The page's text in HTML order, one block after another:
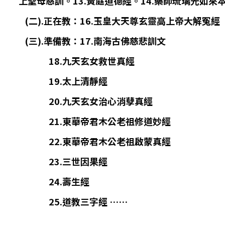
(二).正在教：16.玉皇大天尊玄靈高上帝大解冤經
(三).準備教：17.南海古佛慈悲訓文
18.九天玄女救世真經
19.太上清靜經
20.九天玄女治心消孽真經
21.東華帝君木公老祖修道妙經
22.東華帝君木公老祖啟蒙真經
23.三世因果經
24.壽生經
25.道教三字經 ……